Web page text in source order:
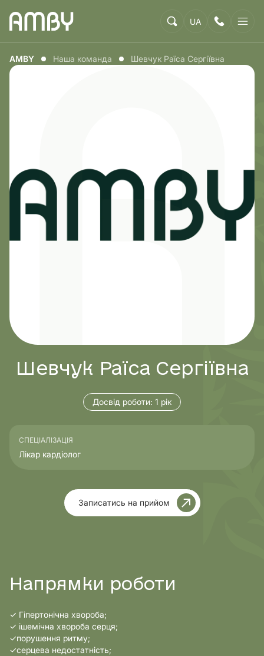
UA
AMBY Наша команда Шевчук Раїса Сергіївна
Шевчук Раїса Сергіївна
Досвід роботи: 1 рік
СПЕЦІАЛІЗАЦІЯ
Лікар кардіолог
Записатись на прийом
Напрямки роботи
✓ Гіпертонічна хвороба;
✓ ішемічна хвороба серця;
✓порушення ритму;
✓серцева недостатність;